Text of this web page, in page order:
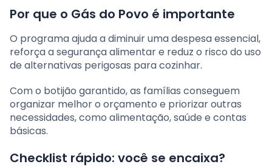
Por que o Gás do Povo é importante
O programa ajuda a diminuir uma despesa essencial,
reforça a segurança alimentar e reduz o risco do uso
de alternativas perigosas para cozinhar.
Com o botijão garantido, as famílias conseguem
organizar melhor o orçamento e priorizar outras
necessidades, como alimentação, saúde e contas
básicas.
Checklist rápido: você se encaixa?